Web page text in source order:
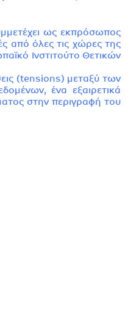
ως εκπρόσωπος
από όλες τις χώρες της
Ινστιτούτο Θετικών
(tensions) μεταξύ των
ένα εξαιρετικά
στην περιγραφή του